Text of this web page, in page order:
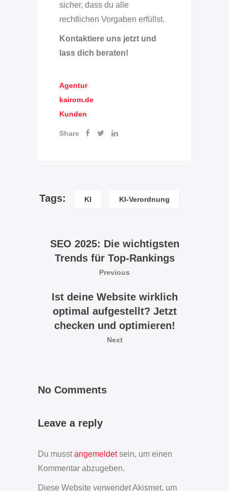
sicher, dass du alle
rechtlichen Vorgaben erfüllst.
Kontaktiere uns jetzt und
lass dich beraten!
Agentur
kairom.de
Kunden
Share
Tags: KI KI-Verordnung
SEO 2025: Die wichtigsten
Trends für Top-Rankings
Previous
Ist deine Website wirklich
optimal aufgestellt? Jetzt
checken und optimieren!
Next
No Comments
Leave a reply
Du musstangemeldetsein, um einen
Kommentar abzugeben.
Diese Website verwendet Akismet, um